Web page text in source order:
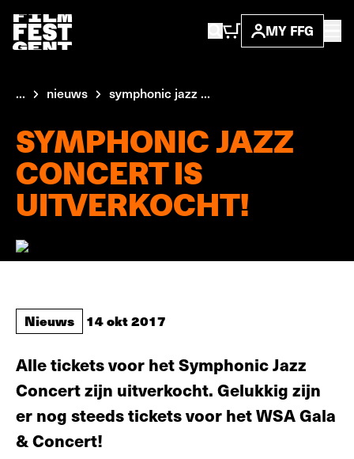
MY FFG
... nieuws symphonic jazz ...
SYMPHONIC JAZZ
CONCERT IS
UITVERKOCHT!
Nieuws 14 okt 2017
Alle tickets voor het Symphonic Jazz
Concert zijn uitverkocht. Gelukkig zijn
er nog steeds tickets voor het WSA Gala
& Concert!